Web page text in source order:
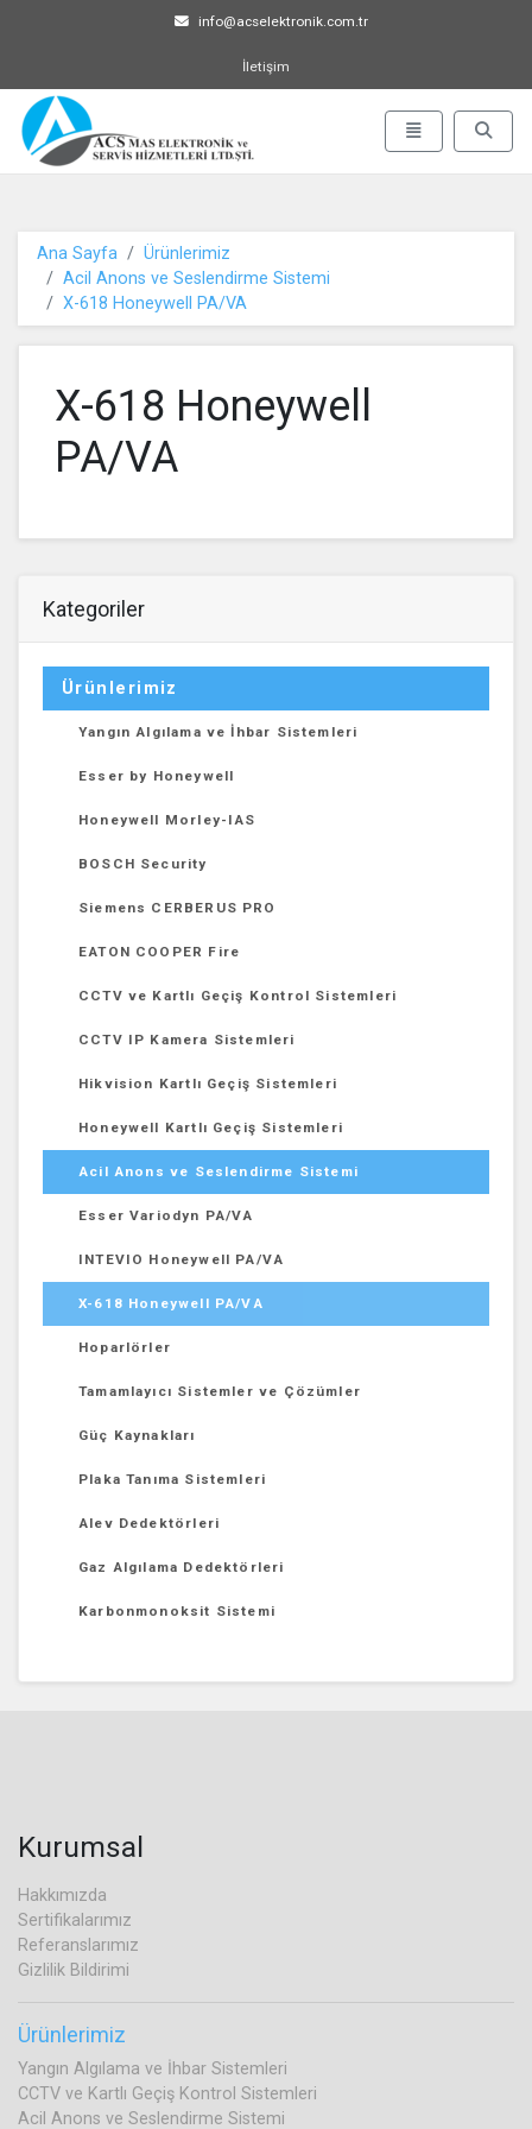
info@acselektronik.com.tr
İletişim
ACS MAS Elektronik ve
Menü Aç-Kapat
Arama
Ana Sayfa
Ürünlerimiz
Acil Anons ve Seslendirme Sistemi
X-618 Honeywell PA/VA
X-618 Honeywell
PA/VA
Kategoriler
Ürünlerimiz
Yangın Algılama ve İhbar Sistemleri
Esser by Honeywell
Honeywell Morley-IAS
BOSCH Security
Siemens CERBERUS PRO
EATON COOPER Fire
CCTV ve Kartlı Geçiş Kontrol Sistemleri
CCTV IP Kamera Sistemleri
Hikvision Kartlı Geçiş Sistemleri
Honeywell Kartlı Geçiş Sistemleri
Acil Anons ve Seslendirme Sistemi
Esser Variodyn PA/VA
INTEVIO Honeywell PA/VA
X-618 Honeywell PA/VA
Hoparlörler
Tamamlayıcı Sistemler ve Çözümler
Güç Kaynakları
Plaka Tanıma Sistemleri
Alev Dedektörleri
Gaz Algılama Dedektörleri
Karbonmonoksit Sistemi
Kurumsal
Hakkımızda
Sertifikalarımız
Referanslarımız
Gizlilik Bildirimi
Ürünlerimiz
Yangın Algılama ve İhbar Sistemleri
CCTV ve Kartlı Geçiş Kontrol Sistemleri
Acil Anons ve Seslendirme Sistemi